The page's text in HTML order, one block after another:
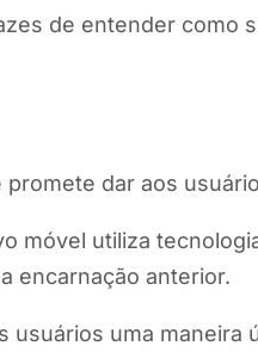
de entender
dar aos
móvel utiliza
encarnação anterior.
uma maneira